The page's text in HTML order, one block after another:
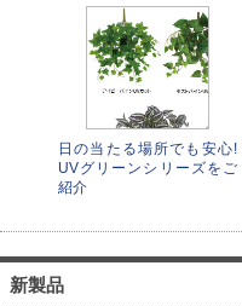
日の当たる場所でも安心!
UVグリーンシリーズをご
紹介
新製品